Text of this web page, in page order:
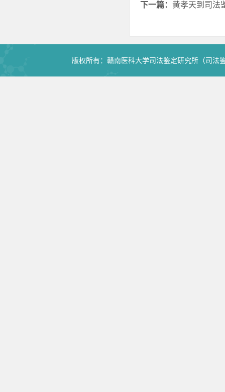
下一篇： 黄孝天到司法
版权所有：赣南医科大学司法鉴定研究所（司